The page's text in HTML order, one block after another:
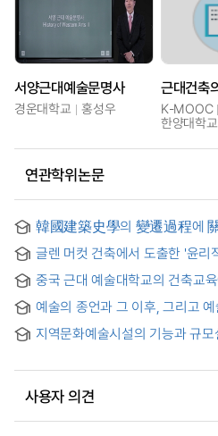
서양근대예술문명사
경운대학교 홍성우
K-MOOC
한양대학
연관학위논문
韓國建築史學의 變遷過程에
글렌 머컷 건축에서 도출한 '윤리
Design based on the Concept
derived from Glenn Murcutt's
중국 근대 예술대학교의 건축교
예술의 종언과 그 이후, 그리고
thereafter, and the nature of
지역문화예술시설의 기능과 규
사용자 의견